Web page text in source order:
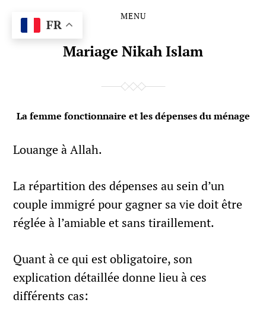
MENU
Mariage Nikah Islam
La femme fonctionnaire et les dépenses du ménage
Louange à Allah.
La répartition des dépenses au sein d’un
couple immigré pour gagner sa vie doit être
réglée à l’amiable et sans tiraillement.
Quant à ce qui est obligatoire, son
explication détaillée donne lieu à ces
différents cas:
FR